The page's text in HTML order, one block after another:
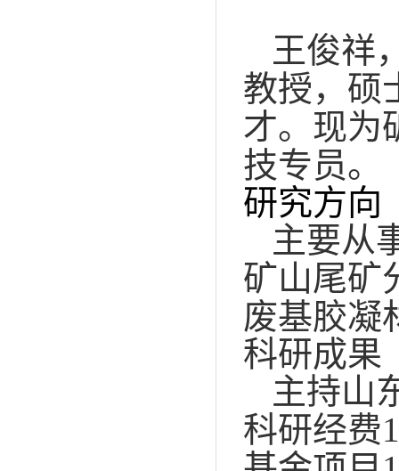
王俊祥
教授，硕
才。现为
技专员。
研究方向
主要从
矿山尾矿
废基胶凝
科研成果
主持山
科研经费